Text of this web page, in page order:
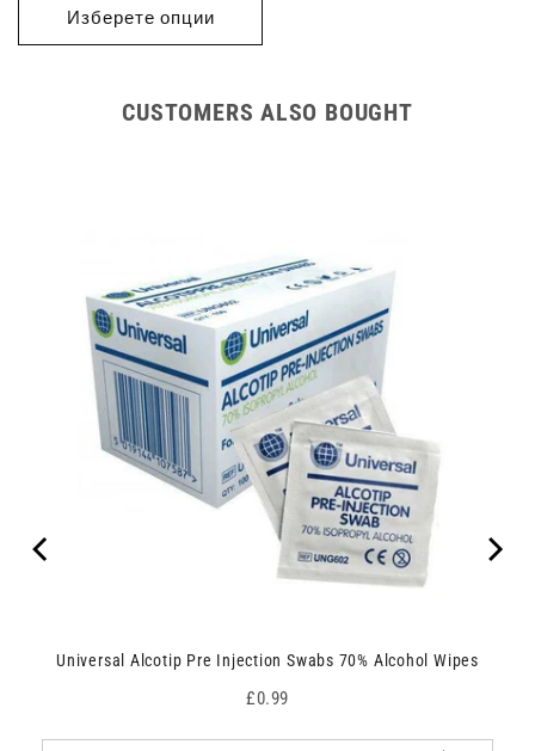
Изберете опции
CUSTOMERS ALSO BOUGHT
Universal Alcotip Pre Injection Swabs 70% Alcohol Wipes
Price
£0.99